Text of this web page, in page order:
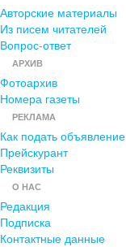
Авторские материалы
Из писем читателей
Вопрос-ответ
АРХИВ
Фотоархив
Номера газеты
РЕКЛАМА
Как подать объявление
Прейскурант
Реквизиты
О НАС
Редакция
Подписка
Контактные данные